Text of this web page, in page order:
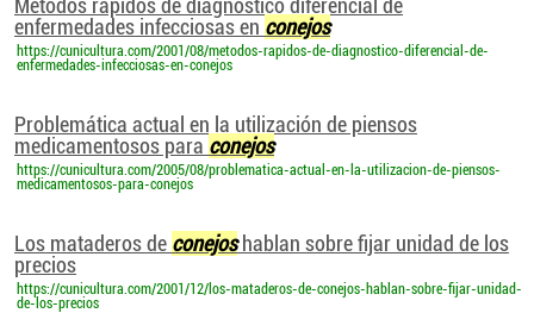
Métodos rápidos de diagnóstico diferencial de
enfermedades infecciosas en conejos
https://cunicultura.com/2001/08/metodos-rapidos-de-diagnostico-diferencial-de-
enfermedades-infecciosas-en-conejos
Problemática actual en la utilización de piensos
medicamentosos para conejos
https://cunicultura.com/2005/08/problematica-actual-en-la-utilizacion-de-piensos-
medicamentosos-para-conejos
Los mataderos de conejoshablan sobre fijar unidad de los
precios
https://cunicultura.com/2001/12/los-mataderos-de-conejos-hablan-sobre-fijar-unidad-
de-los-precios